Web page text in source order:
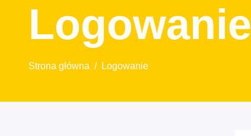
Logowanie
Strona główna / Logowanie